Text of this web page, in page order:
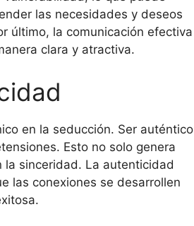
las necesidades y deseos
último, la comunicación efectiva
clara y atractiva.
en la seducción. Ser auténtico
Esto no solo genera
la sinceridad. La autenticidad
las conexiones se desarrollen